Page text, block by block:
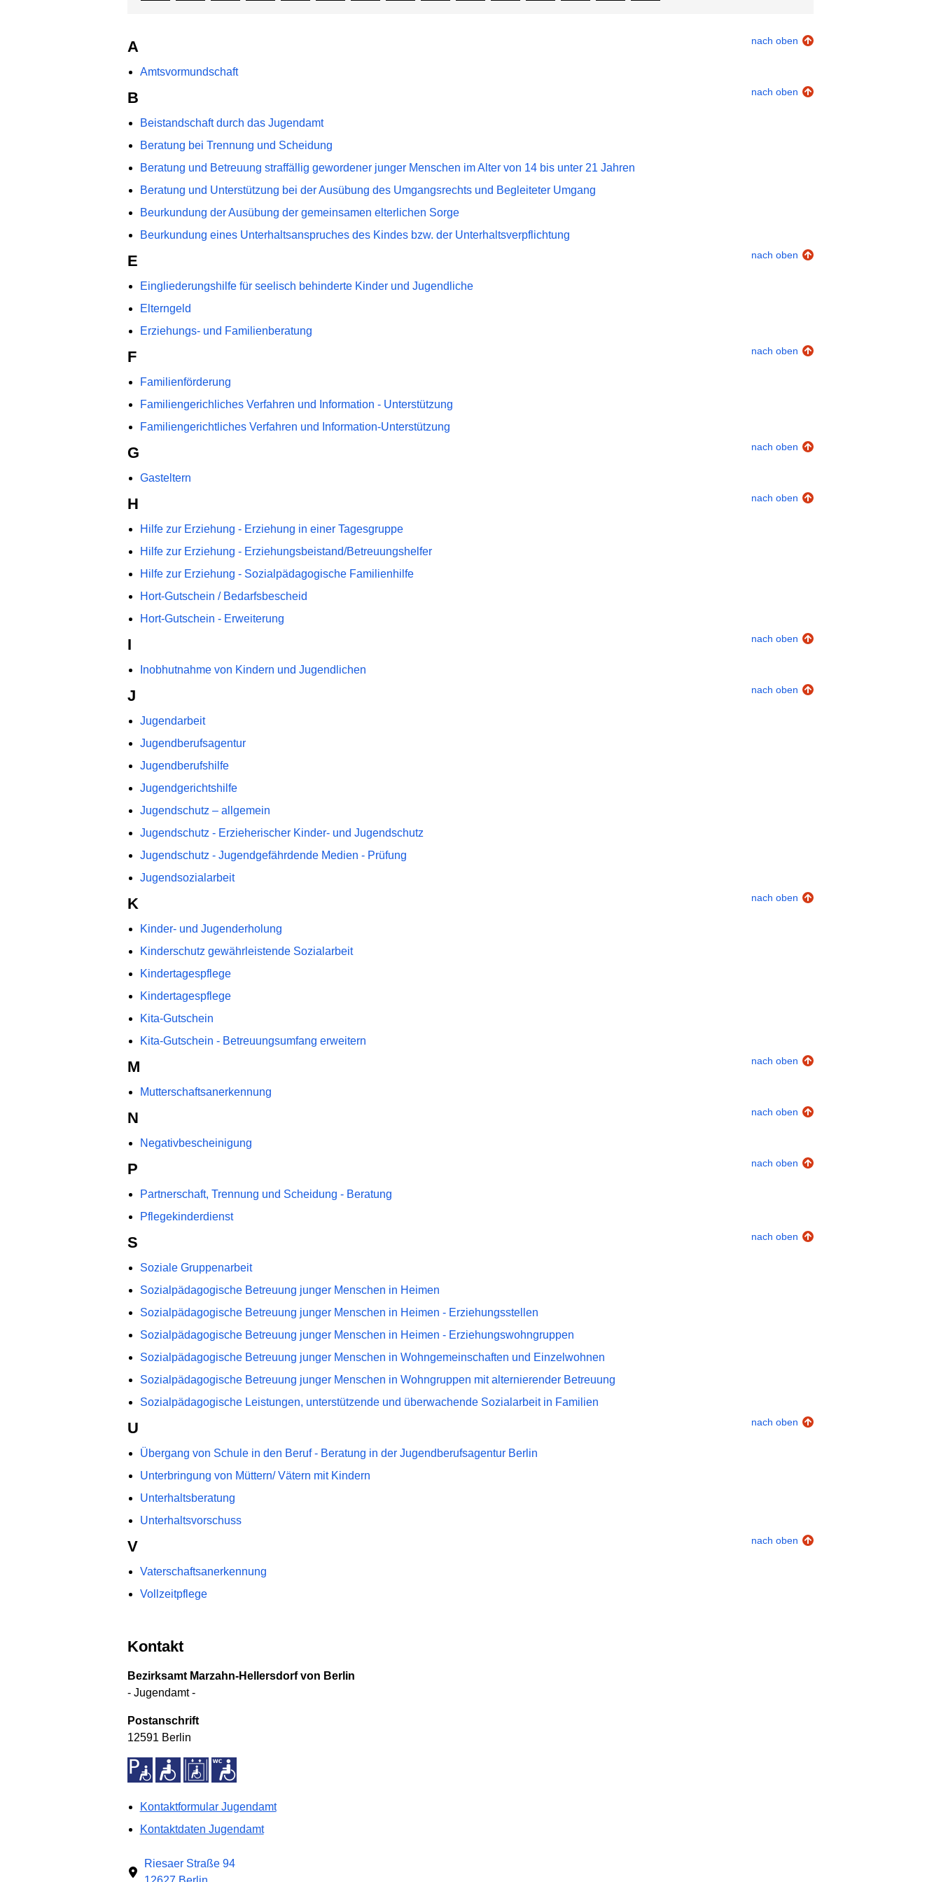
A nach oben
Amtsvormundschaft
B nach oben
Beistandschaft durch das Jugendamt
Beratung bei Trennung und Scheidung
Beratung und Betreuung straffällig gewordener junger Menschen im Alter von 14 bis unter 21 Jahren
Beratung und Unterstützung bei der Ausübung des Umgangsrechts und Begleiteter Umgang
Beurkundung der Ausübung der gemeinsamen elterlichen Sorge
Beurkundung eines Unterhaltsanspruches des Kindes bzw. der Unterhaltsverpflichtung
E nach oben
Eingliederungshilfe für seelisch behinderte Kinder und Jugendliche
Elterngeld
Erziehungs- und Familienberatung
F nach oben
Familienförderung
Familiengerichliches Verfahren und Information - Unterstützung
Familiengerichtliches Verfahren und Information-Unterstützung
G nach oben
Gasteltern
H nach oben
Hilfe zur Erziehung - Erziehung in einer Tagesgruppe
Hilfe zur Erziehung - Erziehungsbeistand/Betreuungshelfer
Hilfe zur Erziehung - Sozialpädagogische Familienhilfe
Hort-Gutschein / Bedarfsbescheid
Hort-Gutschein - Erweiterung
I nach oben
Inobhutnahme von Kindern und Jugendlichen
J nach oben
Jugendarbeit
Jugendberufsagentur
Jugendberufshilfe
Jugendgerichtshilfe
Jugendschutz – allgemein
Jugendschutz - Erzieherischer Kinder- und Jugendschutz
Jugendschutz - Jugendgefährdende Medien - Prüfung
Jugendsozialarbeit
K nach oben
Kinder- und Jugenderholung
Kinderschutz gewährleistende Sozialarbeit
Kindertagespflege
Kindertagespflege
Kita-Gutschein
Kita-Gutschein - Betreuungsumfang erweitern
M nach oben
Mutterschaftsanerkennung
N nach oben
Negativbescheinigung
P nach oben
Partnerschaft, Trennung und Scheidung - Beratung
Pflegekinderdienst
S nach oben
Soziale Gruppenarbeit
Sozialpädagogische Betreuung junger Menschen in Heimen
Sozialpädagogische Betreuung junger Menschen in Heimen - Erziehungsstellen
Sozialpädagogische Betreuung junger Menschen in Heimen - Erziehungswohngruppen
Sozialpädagogische Betreuung junger Menschen in Wohngemeinschaften und Einzelwohnen
Sozialpädagogische Betreuung junger Menschen in Wohngruppen mit alternierender Betreuung
Sozialpädagogische Leistungen, unterstützende und überwachende Sozialarbeit in Familien
U nach oben
Übergang von Schule in den Beruf - Beratung in der Jugendberufsagentur Berlin
Unterbringung von Müttern/ Vätern mit Kindern
Unterhaltsberatung
Unterhaltsvorschuss
V nach oben
Vaterschaftsanerkennung
Vollzeitpflege
Kontakt
Bezirksamt Marzahn-Hellersdorf von Berlin
- Jugendamt -
Postanschrift
12591 Berlin
Kontaktformular Jugendamt
Kontaktdaten Jugendamt
Riesaer Straße 94